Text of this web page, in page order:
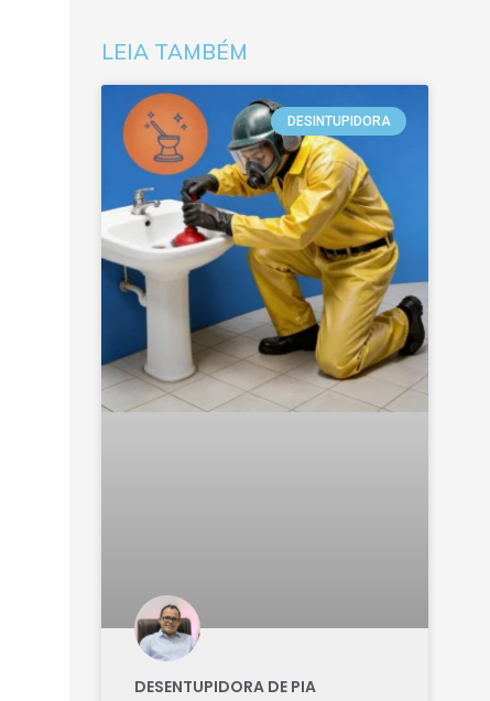
LEIA TAMBÉM
DESINTUPIDORA
DESENTUPIDORA DE PIA